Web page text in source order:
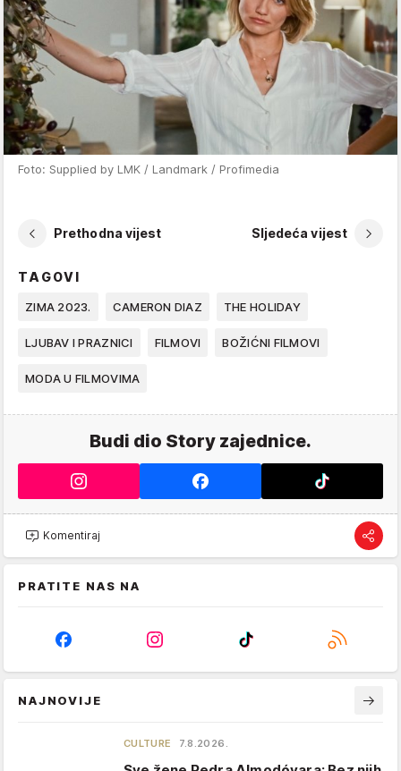
Foto: Supplied by LMK / Landmark / Profimedia
Prethodna vijest Sljedeća vijest
TAGOVI
ZIMA 2023. CAMERON DIAZ THE HOLIDAY
LJUBAV I PRAZNICI FILMOVI BOŽIĆNI FILMOVI
MODA U FILMOVIMA
Budi dio Story zajednice.
Komentiraj
PRATITE NAS NA
NAJNOVIJE
CULTURE 7.8.2026.